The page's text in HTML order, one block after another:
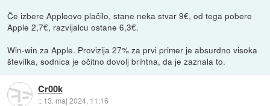
Če izbere Appleovo plačilo, stane neka stvar 9€, od tega pobere
Apple 2,7€, razvijalcu ostane 6,3€.
Win-win za Apple. Provizija 27% za prvi primer je absurdno visoka
številka, sodnica je očitno dovolj brihtna, da je zaznala to.
Cr00k
:: 13. maj 2024, 11:16